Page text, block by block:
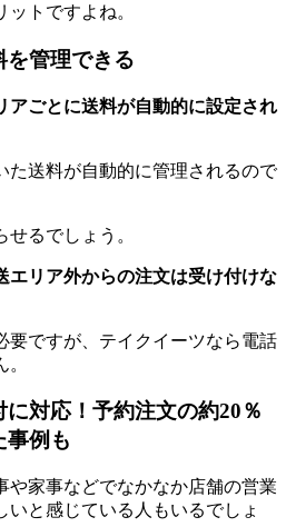
トですよね。
を管理できる
アごとに送料が自動的に設定され
た送料が自動的に管理されるので
るでしょう。
エリア外からの注文は受け付けな
要ですが、テイクイーツなら電話
対応！予約注文の約20％
事例も
や家事などでなかなか店舗の営業
いと感じている人もいるでしょ